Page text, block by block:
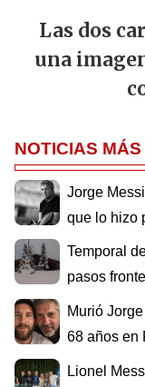
Las dos
una
NOTICIAS
Jorge
que lo hizo
Temporal
pasos
Murió
68 años en
Lionel